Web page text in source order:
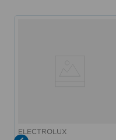
ELECTROLUX